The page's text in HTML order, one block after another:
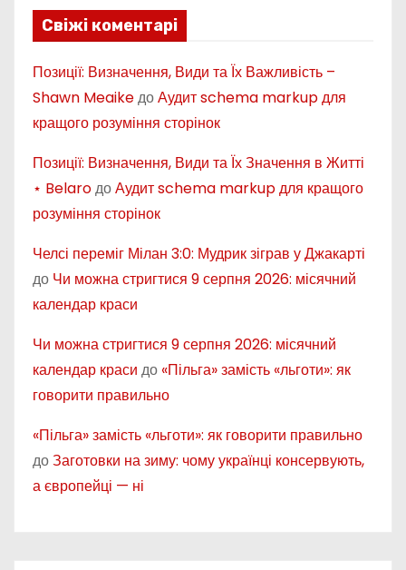
Свіжі коментарі
Позиції: Визначення, Види та Їх Важливість –
Shawn MeaikeдоАудит schema markup для
кращого розуміння сторінок
Позиції: Визначення, Види та Їх Значення в Житті
⋆ BelaroдоАудит schema markup для кращого
розуміння сторінок
Челсі переміг Мілан 3:0: Мудрик зіграв у Джакарті
до Чи можна стригтися 9 серпня 2026: місячний
календар краси
Чи можна стригтися 9 серпня 2026: місячний
календар краси до «Пільга» замість «льготи»: як
говорити правильно
«Пільга» замість «льготи»: як говорити правильно
доЗаготовки на зиму: чому українці консервують,
а європейці — ні